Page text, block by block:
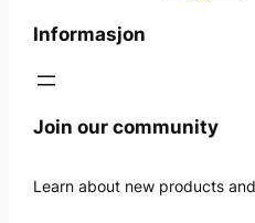
Informasjon
Join our community
Learn about new products